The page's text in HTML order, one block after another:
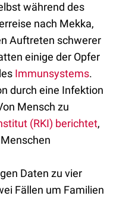
während des
nach Mekka,
Auftreten schwerer
einige der Opfer
Immunsystems.
durch eine Infektion
Mensch zu
(RKI) berichtet,
Daten zu vier
Fällen um Familien